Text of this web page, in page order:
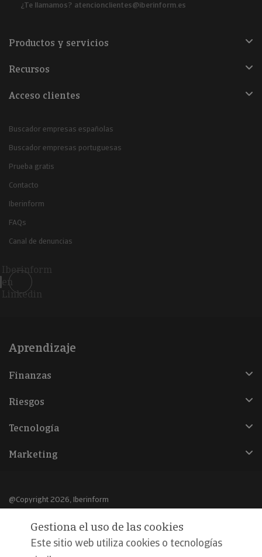
¿Te llamamos? atencionclientes@iberinform.es
Productos y servicios
Recursos
Acceso clientes
Buscador empresas españolas
Buscador empresas portuguesas
Prueba gratis
Contacto
Iberinform
FAQs
Canal de denuncias
Iberinform
en
Linkedin
Aprendizaje
Finanzas
Riesgos
Tecnología
Marketing
@Copyright 2026, Iberinform
Aviso legal
Política de cookies
Gestiona el uso de las cookies
Este sitio web utiliza cookies o tecnologías